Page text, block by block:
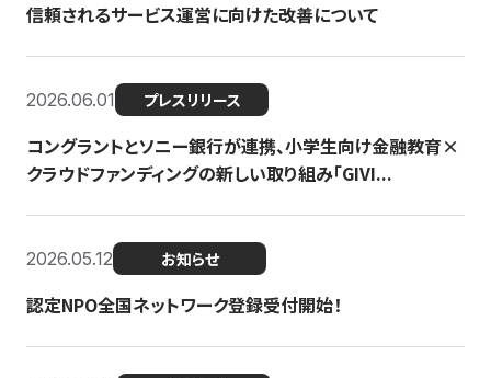
信頼されるサービス運営に向けた改善について
2026.06.01 プレスリリース
コングラントとソニー銀行が連携、小学生向け金融教育×
クラウドファンディングの新しい取り組み「GIVI...
2026.05.12 お知らせ
認定NPO全国ネットワーク登録受付開始！